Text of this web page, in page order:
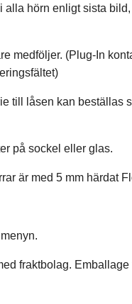
hörn enligt sista
medföljer. (Plug-In
till låsen kan beställas
på sockel eller glas.
är med 5 mm härdat
fraktbolag.